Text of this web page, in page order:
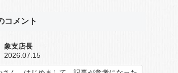
コメント
象支店長
2026.07.15